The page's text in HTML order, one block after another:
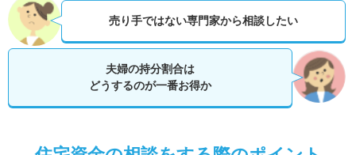
売り手ではない専門家から相談したい
夫婦の持分割合は
どうするのが一番お得か